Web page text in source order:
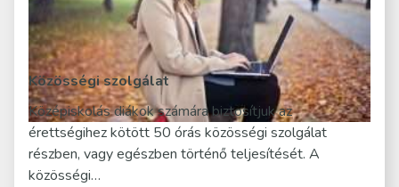
Közösségi szolgálat
Középiskolás diákok számára biztosítjuk az
érettségihez kötött 50 órás közösségi szolgálat
részben, vagy egészben történő teljesítését. A
közösségi…